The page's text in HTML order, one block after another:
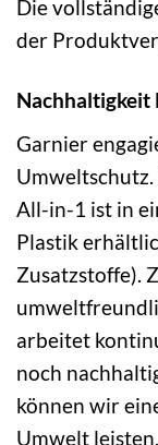
Die
der
Nachhaltigkeit
Garnier
Umweltschutz.
All-in-1 ist in
Plastik
Zusatzstoffe).
arbeitet
noch
können wir
Umwelt leisten.